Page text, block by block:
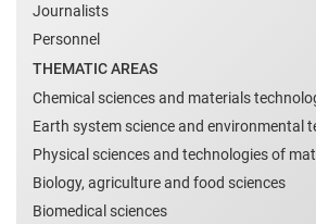
Journalists
Personnel
THEMATIC AREAS
Chemical sciences and materials
Earth system science and environmental
Physical sciences and technologies of
Biology, agriculture and food sciences
Biomedical sciences